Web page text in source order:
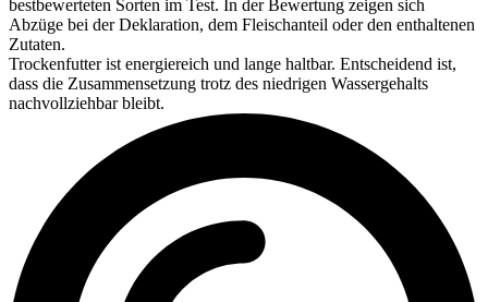
bestbewerteten Sorten im Test. In der Bewertung zeigen sich
Abzüge bei der Deklaration, dem Fleischanteil oder den enthaltenen
Zutaten.
Trockenfutter ist energiereich und lange haltbar. Entscheidend ist,
dass die Zusammensetzung trotz des niedrigen Wassergehalts
nachvollziehbar bleibt.